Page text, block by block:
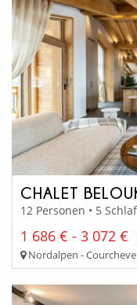
CHALET
12 Personen • 5
1 686 € - 3 072 €
Nordalpen -